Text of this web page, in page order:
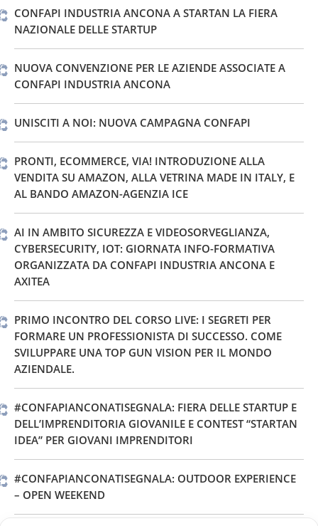
CONFAPI INDUSTRIA ANCONA A STARTAN LA FIERA
NAZIONALE DELLE STARTUP
NUOVA CONVENZIONE PER LE AZIENDE ASSOCIATE A
CONFAPI INDUSTRIA ANCONA
UNISCITI A NOI: NUOVA CAMPAGNA CONFAPI
PRONTI, ECOMMERCE, VIA! INTRODUZIONE ALLA
VENDITA SU AMAZON, ALLA VETRINA MADE IN ITALY, E
AL BANDO AMAZON-AGENZIA ICE
AI IN AMBITO SICUREZZA E VIDEOSORVEGLIANZA,
CYBERSECURITY, IOT: GIORNATA INFO-FORMATIVA
ORGANIZZATA DA CONFAPI INDUSTRIA ANCONA E
AXITEA
PRIMO INCONTRO DEL CORSO LIVE: I SEGRETI PER
FORMARE UN PROFESSIONISTA DI SUCCESSO. COME
SVILUPPARE UNA TOP GUN VISION PER IL MONDO
AZIENDALE.
#CONFAPIANCONATISEGNALA: FIERA DELLE STARTUP E
DELL’IMPRENDITORIA GIOVANILE E CONTEST “STARTAN
IDEA” PER GIOVANI IMPRENDITORI
#CONFAPIANCONATISEGNALA: OUTDOOR EXPERIENCE
– OPEN WEEKEND